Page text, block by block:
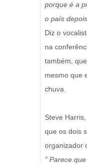
porque é a
o país
Diz o
na
também,
mesmo que
chuva.
Steve
que os dois
organizador
" Parece